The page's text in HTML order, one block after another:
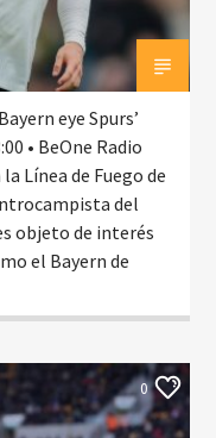
eye Spurs’
• BeOne Radio
Línea de Fuego de
del
objeto de interés
el Bayern de
0